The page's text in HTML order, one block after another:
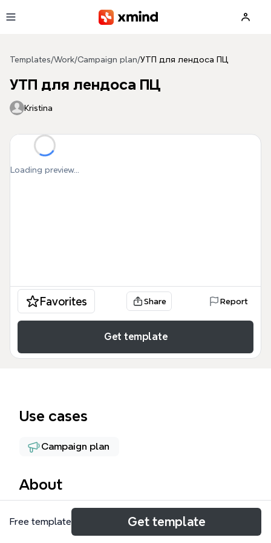
Templates/Work/Campaign plan/УТП для лендоса ПЦ
УТП для лендоса ПЦ
Kristina
Loading preview...
Favorites Share Report
Get template
Use cases
Campaign plan
About
УТП для лендоса ПЦ — это профессиональный
инструмент для разработки структуры лендинга,
Free template Get template